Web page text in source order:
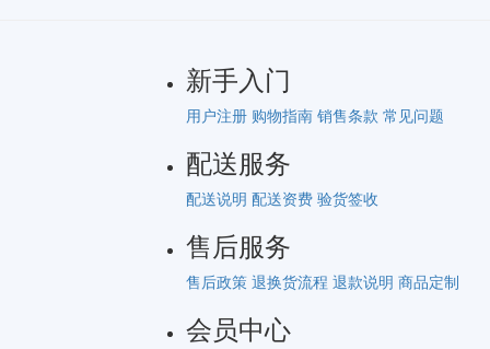
新手入门
用户注册 购物指南 销售条款 常见问题
配送服务
配送说明 配送资费 验货签收
售后服务
售后政策 退换货流程 退款说明 商品定制
会员中心